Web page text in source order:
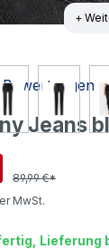
+
Jeans
89,99 €*
MwSt.
von 5
Lieferung